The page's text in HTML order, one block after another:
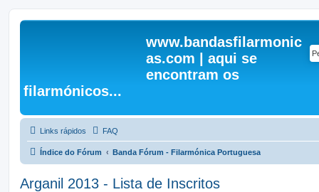
www.bandasfilarmonic
as.com | aqui se
encontram os
filarmónicos...
Links rápidos FAQ
Índice do Fórum Banda Fórum - Filarmónica Portuguesa
Arganil 2013 - Lista de Inscritos